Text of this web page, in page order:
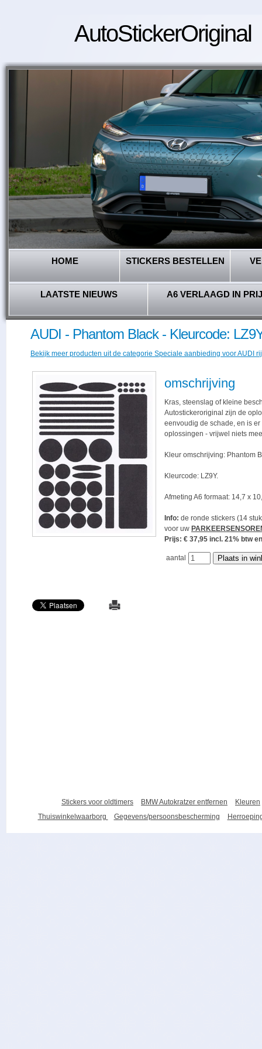
AutoStickerOriginal
HOME STICKERS BESTELLEN
LAATSTE NIEUWS A6 VERLAAGD IN
AUDI - Phantom Black - Kleurcode:
Bekijk meer producten uit de categorie Speciale aanbieding voor AUDI
omschrijving
Kras, steenslag of kleine
Autostickeroriginal zijn de
eenvoudig de schade, en is
oplossingen - vrijwel niets
Kleur omschrijving: Phantom
Kleurcode: LZ9Y.
Afmeting A6 formaat: 14,7 x
Info: de ronde stickers (14
voor uw
Prijs: € 37,95 incl. 21% btw
aantal
Stickers voor oldtimers BMW Autokratzer entfernen
Kleuren
Thuiswinkelwaarborg
Gegevens/persoonsbescherming